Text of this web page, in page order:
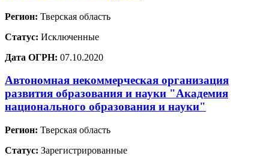
Регион: Тверская область
Статус: Исключенные
Дата ОГРН: 07.10.2020
Автономная некоммерческая организация
развития образования и науки "Академия
национального образования и науки"
Регион: Тверская область
Статус: Зарегистрированные